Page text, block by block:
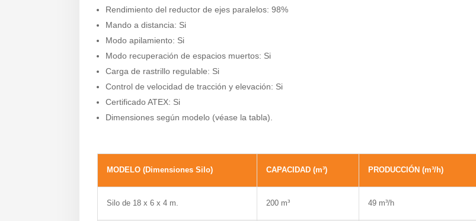
Rendimiento del reductor de ejes paralelos: 98%
Mando a distancia: Si
Modo apilamiento: Si
Modo recuperación de espacios muertos: Si
Carga de rastrillo regulable: Si
Control de velocidad de tracción y elevación: Si
Certificado ATEX: Si
Dimensiones según modelo (véase la tabla).
MODELO (Dimensiones Silo) CAPACIDAD (m³) PRODUCCIÓN (m³/h)
Silo de 18 x 6 x 4 m. 200 m³ 49 m³/h